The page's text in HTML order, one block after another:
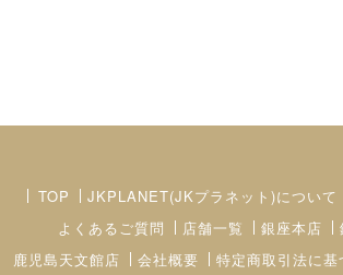
TOP JKPLANET(JKプラネット)について
よくあるご質問
店舗一覧 銀座本店
鹿児島天文館店
会社概要 特定商取引法に基